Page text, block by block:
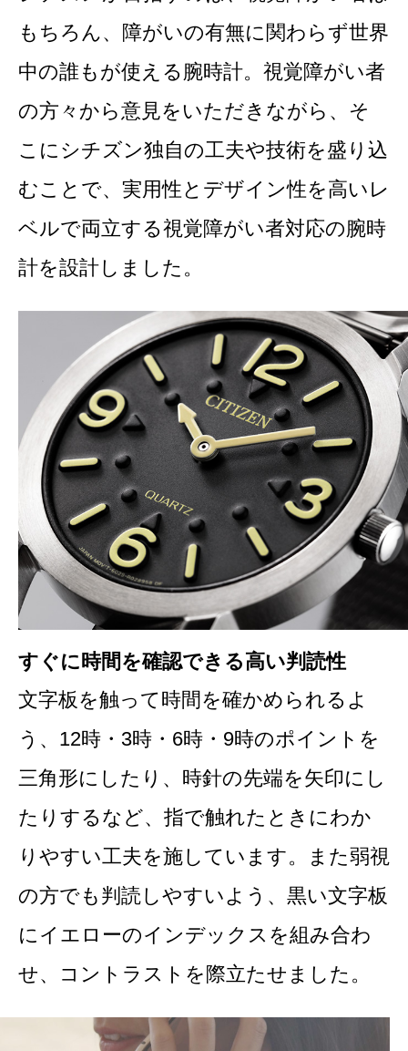
もちろん、障がいの有無に関わらず世界
中の誰もが使える腕時計。視覚障がい者
の方々から意見をいただきながら、そ
こにシチズン独自の工夫や技術を盛り込
むことで、実用性とデザイン性を高いレ
ベルで両立する視覚障がい者対応の腕時
計を設計しました。
すぐに時間を確認できる高い判読性
文字板を触って時間を確かめられるよ
う、12時・3時・6時・9時のポイントを
三角形にしたり、時針の先端を矢印にし
たりするなど、指で触れたときにわか
りやすい工夫を施しています。また弱視
の方でも判読しやすいよう、黒い文字板
にイエローのインデックスを組み合わ
せ、コントラストを際立たせました。